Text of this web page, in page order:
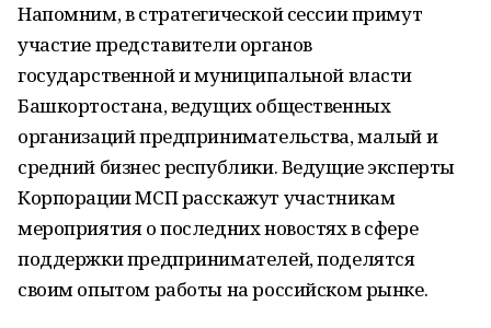
Напомним, в стратегической сессии примут
участие представители органов
государственной и муниципальной власти
Башкортостана, ведущих общественных
организаций предпринимательства, малый и
средний бизнес республики. Ведущие эксперты
Корпорации МСП расскажут участникам
мероприятия о последних новостях в сфере
поддержки предпринимателей, поделятся
своим опытом работы на российском рынке.